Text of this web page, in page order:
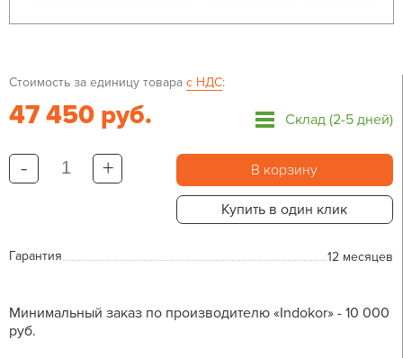
Стоимость за единицу товара с НДС:
47 450 руб. Склад (2-5 дней)
- + В корзину
Купить в один клик
Гарантия 12 месяцев
Минимальный заказ по производителю «Indokor» - 10 000
руб.